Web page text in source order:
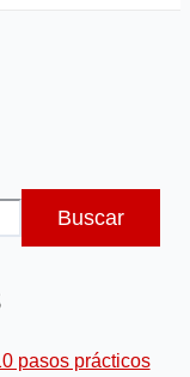
Buscar
pasos prácticos